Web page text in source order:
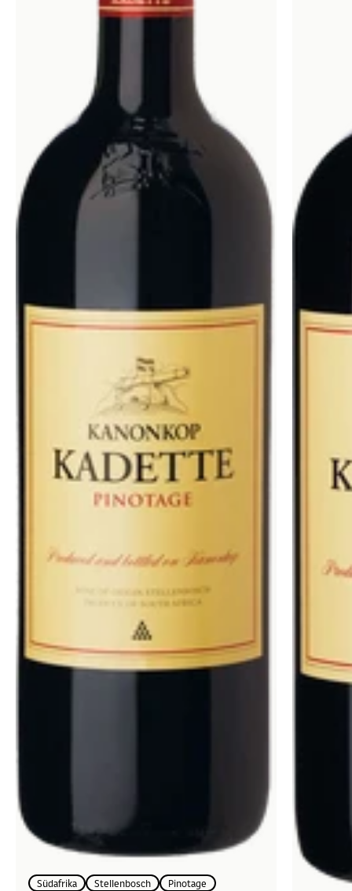
Südafrika Stellenbosch Pinotage